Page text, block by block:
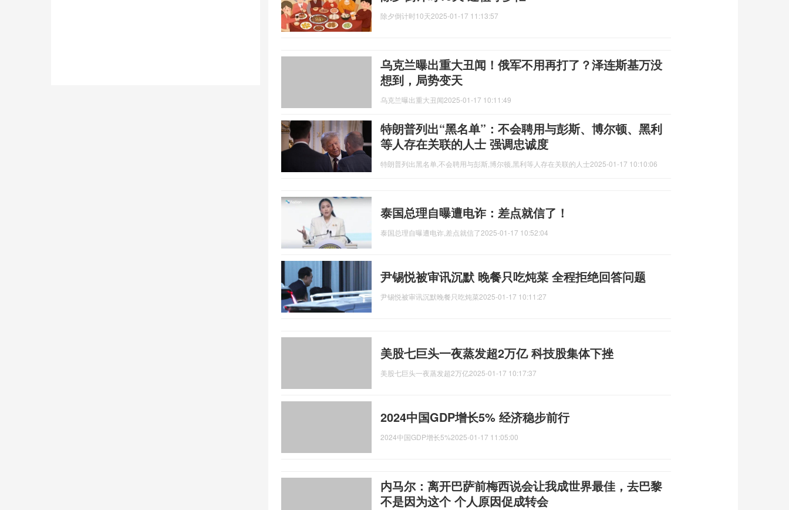
除夕倒计时10天2025-01-17 11:13:57
乌克兰曝出重大丑闻！俄军不用再打了？泽连斯基万没
想到，局势变天
乌克兰曝出重大丑闻2025-01-17 10:11:49
特朗普列出“黑名单”：不会聘用与彭斯、博尔顿、黑利
等人存在关联的人士 强调忠诚度
特朗普列出黑名单,不会聘用与彭斯,博尔顿,黑利等人存在关联的人士2025-01-17 10:10:06
泰国总理自曝遭电诈：差点就信了！
泰国总理自曝遭电诈,差点就信了2025-01-17 10:52:04
尹锡悦被审讯沉默 晚餐只吃炖菜 全程拒绝回答问题
尹锡悦被审讯沉默晚餐只吃炖菜2025-01-17 10:11:27
美股七巨头一夜蒸发超2万亿 科技股集体下挫
美股七巨头一夜蒸发超2万亿2025-01-17 10:17:37
2024中国GDP增长5% 经济稳步前行
2024中国GDP增长5%2025-01-17 11:05:00
内马尔：离开巴萨前梅西说会让我成世界最佳，去巴黎
不是因为这个 个人原因促成转会